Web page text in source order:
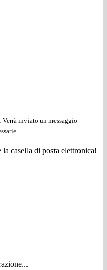
Verrà inviato un messaggio
casella di posta elettronica!